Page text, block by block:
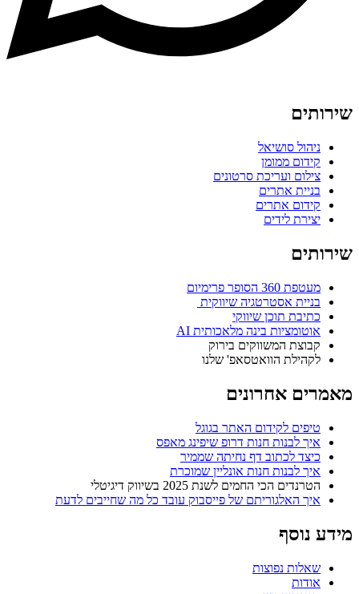
שירותים
ניהול סושיאל
קידום ממומן
צילום ועריכת סרטונים
בניית אתרים
קידום אתרים
יצירת לידים
שירותים
מעטפת 360 הסופר פרימיום
בניית אסטרטגיה שיווקית ​
כתיבת תוכן שיווקי​
אוטומציות בינה מלאכותית AI
קבוצת המשווקים בירוק
לקהילת הוואטסאפ' שלנו​
מאמרים אחרונים
טיפים לקידום האתר בגוגל
איך לבנות חנות דרופ שיפינג מאפס
כיצד לכתוב דף נחיתה שממיר
איך לבנות חנות אונליין שמוכרת
הטרנדים הכי החמים לשנת 2025 בשיווק דיגיטלי
איך האלגוריתם של פייסבוק עובד כל מה שחייבים לדעת
מידע נוסף
שאלות נפוצות
אודות